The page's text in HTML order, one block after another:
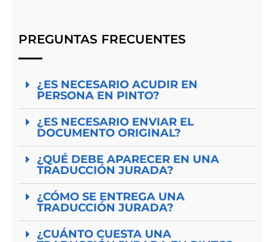
PREGUNTAS FRECUENTES
¿ES NECESARIO ACUDIR EN
PERSONA EN PINTO?
¿ES NECESARIO ENVIAR EL
DOCUMENTO ORIGINAL?
¿QUÉ DEBE APARECER EN UNA
TRADUCCIÓN JURADA?
¿CÓMO SE ENTREGA UNA
TRADUCCIÓN JURADA?
¿CUÁNTO CUESTA UNA